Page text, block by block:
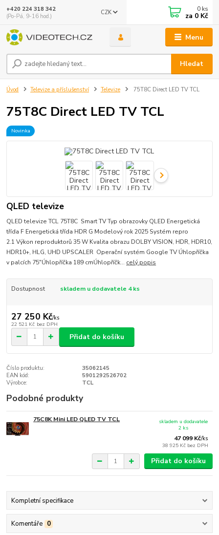
Menu
CZK
Hledat
+420 224 318 342
(Po-Pá, 9-16 hod.)
0 ks
za 0 Kč
Úvod Televize a příslušenství Televize 75T8C Direct LED TV TCL
75T8C Direct LED TV TCL
Novinka
QLED televize
QLED televize TCL 75T8C Smart TV Typ obrazovky QLED Energetická
třída F Energetická třída HDR G Modelový rok 2025 Systém repro
2.1 Výkon reproduktorů 35 W Kvalita obrazu DOLBY VISION, HDR, HDR10,
HDR10+, HLG, UHD UPSCALER Operační systém Google TV Úhlopříčka
v palcích 75"Úhlopříčka 189 cmÚhlopříčk... celý popis
Dostupnost skladem u dodavatele 4 ks
27 250 Kč/ks
22 521 Kč bez DPH
Přidat do košíku
Číslo produktu:
35062145
EAN kód:
5901292526702
Výrobce:
TCL
Podobné produkty
75C8K Mini LED QLED TV TCL
47 099 Kč/ks
38 925 Kč bez DPH
skladem u dodavatele
2 ks
Přidat do košíku
Kompletní specifikace
Komentáře 0